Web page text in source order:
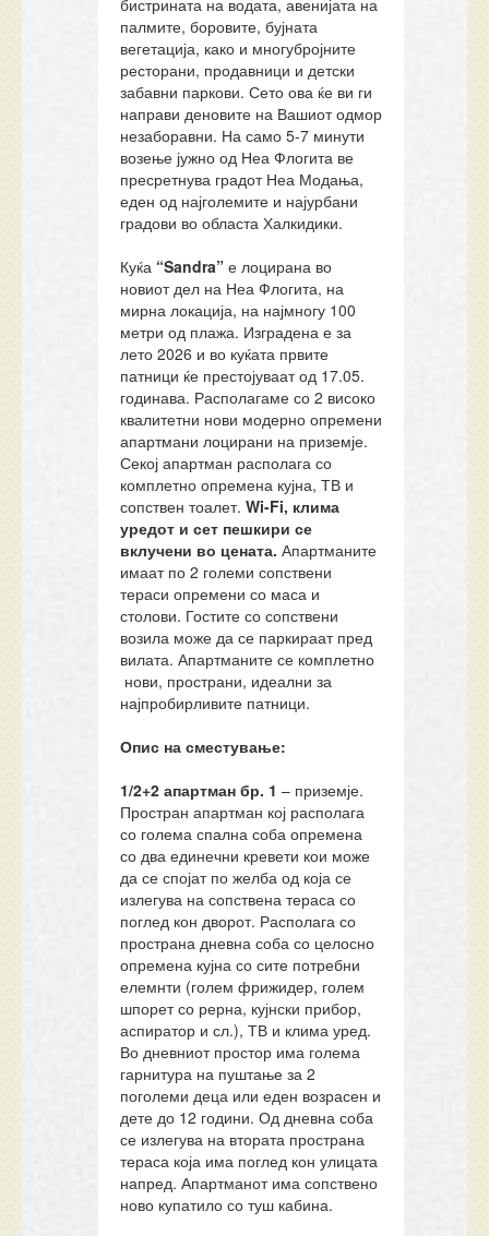
бистрината на водата, авенијата на
палмите, боровите, бујната
вегетација, како и многубројните
ресторани, продавници и детски
забавни паркови. Сето ова ќе ви ги
направи деновите на Вашиот одмор
незаборавни. На само 5-7 минути
возење јужно од Неа Флогита ве
пресретнува градот Неа Модања,
еден од најголемите и најурбани
градови во областа Халкидики.
Куќа “Sandra” е лоцирана во
новиот дел на Неа Флогита, на
мирна локација, на најмногу 100
метри од плажа. Изградена е за
лето 2026 и во куќата првите
патници ќе престојуваат од 17.05.
годинава. Располагаме со 2 високо
квалитетни нови модерно опремени
апартмани лоцирани на приземје.
Секој апартман располага со
комплетно опремена кујна, ТВ и
сопствен тоалет.Wi-Fi, клима
уредот и сет пешкири се
вклучени во цената. Апартманите
имаат по 2 големи сопствени
тераси опремени со маса и
столови. Гостите со сопствени
возила може да се паркираат пред
вилата. Апартманите се комплетно
нови, пространи, идеални за
најпробирливите патници.
Опис на сместување:
1/2+2 апартман бр. 1 – приземје.
Простран апартман кој располага
со голема спална соба опремена
со два единечни кревети кои може
да се спојат по желба од која се
излегува на сопствена тераса со
поглед кон дворот. Располага со
пространа дневна соба со целосно
опремена кујна со сите потребни
елемнти (голем фрижидер, голем
шпорет со рерна, кујнски прибор,
аспиратор и сл.), ТВ и клима уред.
Во дневниот простор има голема
гарнитура на пуштање за 2
поголеми деца или еден возрасен и
дете до 12 години. Од дневна соба
се излегува на втората пространа
тераса која има поглед кон улицата
напред. Апартманот има сопствено
ново купатило со туш кабина.